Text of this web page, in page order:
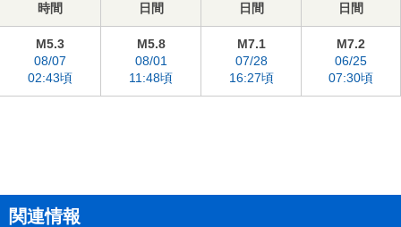
時間
日間
日間
日間
M5.3
08/07
02:43頃
M5.8
08/01
11:48頃
M7.1
07/28
16:27頃
M7.2
06/25
07:30頃
関連情報